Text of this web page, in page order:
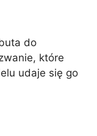
do
które
udaje się go